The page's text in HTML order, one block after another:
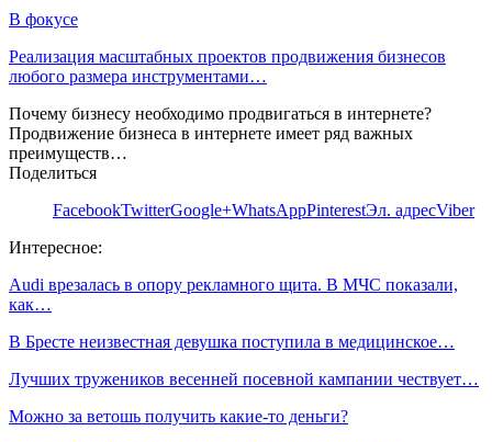
В фокусе
Реализация масштабных проектов продвижения бизнесов
любого размера инструментами…
Почему бизнесу необходимо продвигаться в интернете?
Продвижение бизнеса в интернете имеет ряд важных
преимуществ…
Поделиться
FacebookTwitterGoogle+WhatsAppPinterestЭл. адресViber
Интересное:
Audi врезалась в опору рекламного щита. В МЧС показали,
как…
В Бресте неизвестная девушка поступила в медицинское…
Лучших тружеников весенней посевной кампании чествует…
Можно за ветошь получить какие-то деньги?